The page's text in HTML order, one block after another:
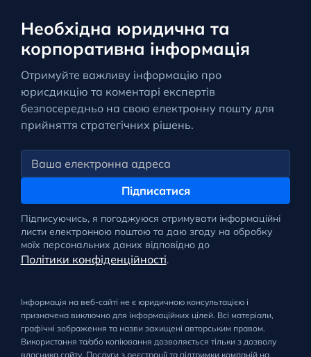
Необхідна юридична та
корпоративна інформація
Отримуйте важливу інформацію про
юрисдикцію та коментарі експертів
безпосередньо на свою електронну пошту для
прийняття стратегічних рішень.
Підписатися
Підписуючись, я погоджуюся отримувати інформаційні
листи електронною поштою та даю згоду на обробку
моїх персональних даних відповідно до
Політики конфіденційності.
Інформація на веб-сайті не є юридичною консультацією і
призначена виключно для інформаційних цілей. Всі матеріали,
графічні зображення та назви захищені авторським правом.
Використання та/або копіювання дозволяється тільки з дозволу
власника сайту. Послуги з реєстрації та підтримки компаній на